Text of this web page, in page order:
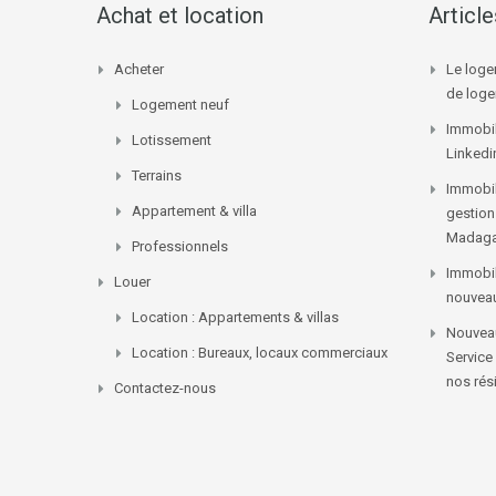
Achat et location
Acheter
Logement neuf
Lotissement
Terrains
Appartement & villa
Professionnels
Louer
Location : Appartements & villas
Location : Bureaux, locaux commerciaux
Contactez-nous
Le
de
nos